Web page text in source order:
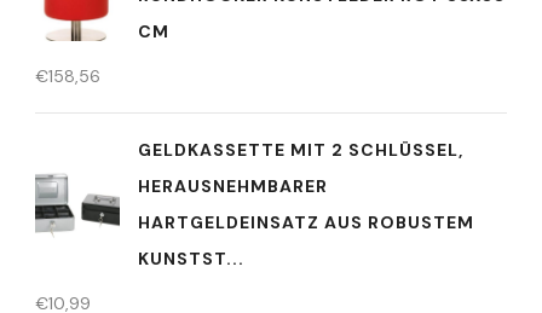
CM
€158,56
GELDKASSETTE MIT 2 SCHLÜSSEL,
HERAUSNEHMBARER
HARTGELDEINSATZ AUS ROBUSTEM
KUNSTST...
€10,99